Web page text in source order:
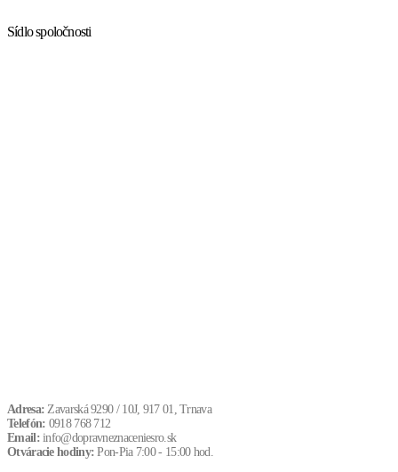
Sídlo spoločnosti
Adresa: Zavarská 9290 / 10J, 917 01, Trnava
Telefón: 0918 768 712
Email:info@dopravneznaceniesro.sk
Otváracie hodiny: Pon-Pia 7:00 - 15:00 hod.